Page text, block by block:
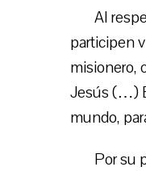
Al
participen
misionero,
Jesús (…)
mundo,
Por su